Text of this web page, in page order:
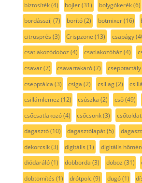
biztosíték(4) bojler(31) bolygókerék(6)
bordásszíj (7) borító(2) botmixer(16)
citrusprés (3) Crispzone (13) csapágy
csatlakozódoboz (4) csatlakozóház (4)
csavar(7) csavartakaró(7) csepptartály
csepptálca (3) csiga (2) csillag(2)
csillámlemez (12) csúszka (2) cső(49)
csőcsatlakozó(4) csőcsonk(3) csőtoldat
dagasztó(10) dagasztólapát(5)
dekorcsík(3) digitális (1) digitális
diódaráló(1) dobborda (3) doboz (31)
dobtömítés (1) drótpolc(9) dugó(1)